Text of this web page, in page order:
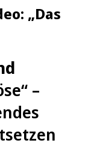
„Das
–